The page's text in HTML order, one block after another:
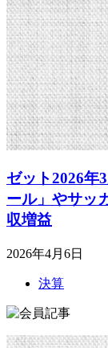
ゼット2026年
ール」やサッ
収増益
2026年4月6日
決算